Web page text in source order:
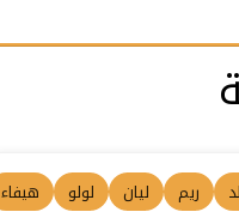
ريم ليان لولو هيفاء